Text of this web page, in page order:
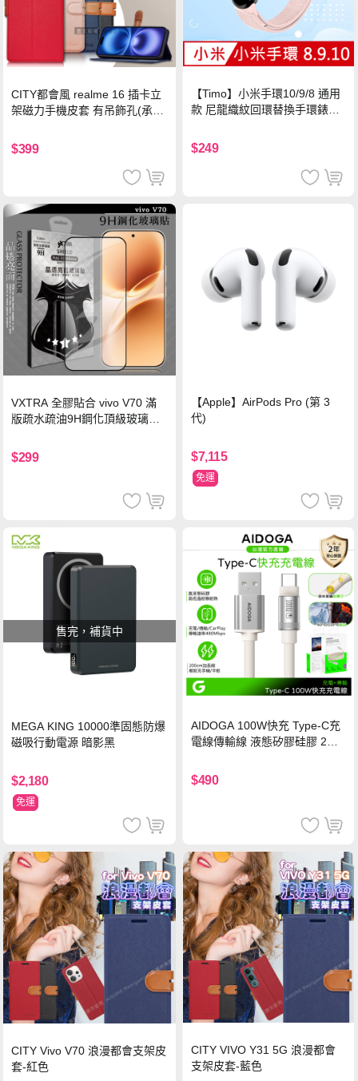
CITY都會風 realme 16 插卡立
架磁力手機皮套 有吊飾孔(承諾
$399
【Timo】小米手環10/9/8 通用
款 尼龍織紋回環替換手環錶帶-
$249
VXTRA 全膠貼合 vivo V70 滿
版疏水疏油9H鋼化頂級玻璃貼
$299
【Apple】AirPods Pro (第 3
代)
$7,115
免運
售完，補貨中
MEGA KING 10000準固態防爆
磁吸行動電源 暗影黑
$2,180
免運
AIDOGA 100W快充 Type-C充
電線傳輸線 液態矽膠硅膠 2M
$490
CITY Vivo V70 浪漫都會支架皮
套-紅色
CITY VIVO Y31 5G 浪漫都會
支架皮套-藍色